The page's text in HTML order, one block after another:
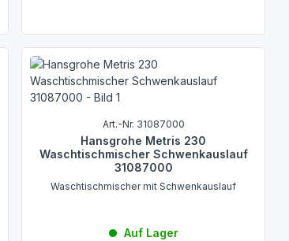
Art.-Nr. 31087000
Hansgrohe Metris 230
Waschtischmischer Schwenkauslauf
31087000
Waschtischmischer mit Schwenkauslauf
Auf Lager